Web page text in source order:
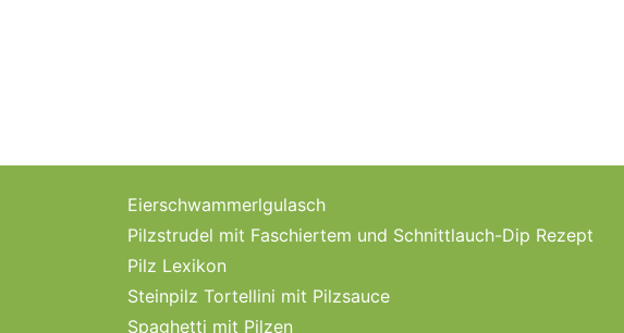
Eierschwammerlgulasch
Pilzstrudel mit Faschiertem und Schnittlauch-Dip Rezept
Pilz Lexikon
Steinpilz Tortellini mit Pilzsauce
Spaghetti mit Pilzen